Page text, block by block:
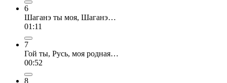
6
Шаганэ ты моя, Шаганэ…
01:11
7
Гой ты, Русь, моя родная…
00:52
8